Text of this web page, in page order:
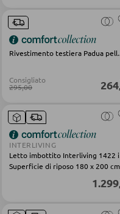
Servimuti
Appendiabiti
Armadi
Panche per
Linee
Bacheche e
Consigliato
295,00 264,
INTERLIVING
Superficie di riposo 180 x 200 cm
1.299,